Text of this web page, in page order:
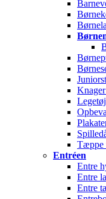
Legetøj
Tæppe
Entréen
Entre
Entre
Entre